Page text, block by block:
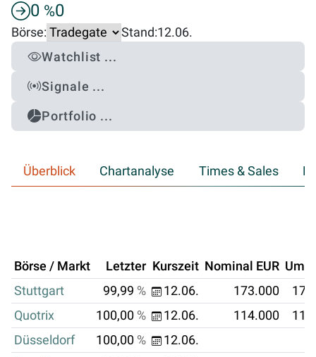
0 %0
Börse: Stand:12.06.
Watchlist ...
Signale ...
Portfolio ...
Überblick Chartanalyse Times & Sales
Börse / Markt Letzter Kurszeit Nominal EUR
Stuttgart
99,99 % 12.06. 173.000
Quotrix
100,00 % 12.06. 114.000
Düsseldorf
100,00 %
12.06.